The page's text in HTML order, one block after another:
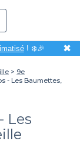
! ❄️🎉 ✖
9e
- Les Baumettes,
Les